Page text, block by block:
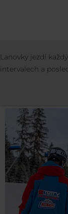
Čeština
SKI
Lanovky jezdí
intervalech a